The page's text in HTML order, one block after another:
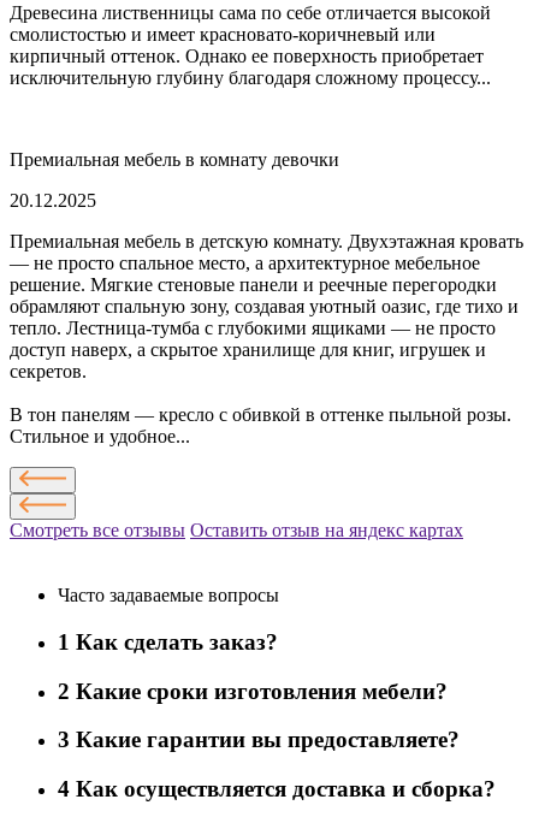
Древесина лиственницы сама по себе отличается высокой
смолистостью и имеет красновато-коричневый или
кирпичный оттенок. Однако ее поверхность приобретает
исключительную глубину благодаря сложному процессу...
Премиальная мебель в комнату девочки
20.12.2025
Премиальная мебель в детскую комнату. Двухэтажная кровать
— не просто спальное место, а архитектурное мебельное
решение. Мягкие стеновые панели и реечные перегородки
обрамляют спальную зону, создавая уютный оазис, где тихо и
тепло. Лестница-тумба с глубокими ящиками — не просто
доступ наверх, а скрытое хранилище для книг, игрушек и
секретов.
В тон панелям — кресло с обивкой в оттенке пыльной розы.
Стильное и удобное...
Смотреть все отзывы Оставить отзыв на яндекс картах
Часто задаваемые вопросы
1 Как сделать заказ?
2 Какие сроки изготовления мебели?
3 Какие гарантии вы предоставляете?
4 Как осуществляется доставка и сборка?